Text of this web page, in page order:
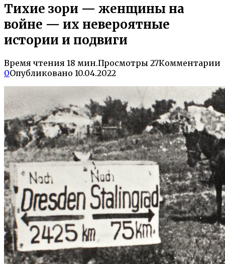
Тихие зори — женщины на
войне — их невероятные
истории и подвиги
Время чтения 18 мин.Просмотры 27Комментарии
0Опубликовано 10.04.2022